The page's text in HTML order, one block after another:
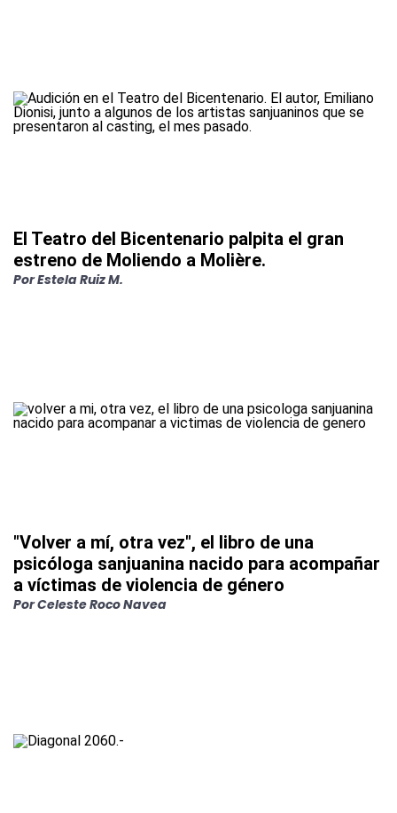
El Teatro del Bicentenario palpita el gran
estreno de Moliendo a Molière.
PorEstela Ruiz M.
"Volver a mí, otra vez", el libro de una
psicóloga sanjuanina nacido para acompañar
a víctimas de violencia de género
PorCeleste Roco Navea